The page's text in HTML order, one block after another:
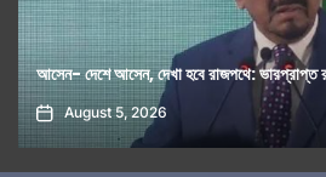
ক্যালিফোর্নিয়া স্টেট আওয়ামি লীগের নতুন কমিটি ঘোষণা
August 7, 2026